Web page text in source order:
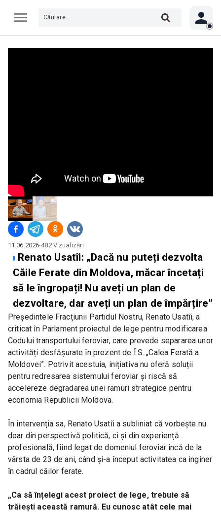
Renato Usatîi: „Dacă nu puteți dezvolta
Căile Ferate din Moldova, măcar încetați
să le îngropați! Nu aveți un plan de
dezvoltare, dar aveți un plan de împărțire”
11.06.2026∙482 Vizualizări
Președintele Fracțiunii Partidul Nostru, Renato Usatîi, a
criticat în Parlament proiectul de lege pentru modificarea
Codului transportului feroviar, care prevede separarea unor
activități desfășurate în prezent de Î.S. „Calea Ferată a
Moldovei”. Potrivit acestuia, inițiativa nu oferă soluții
pentru redresarea sistemului feroviar și riscă să
accelereze degradarea unei ramuri strategice pentru
economia Republicii Moldova.
În intervenția sa, Renato Usatîi a subliniat că vorbește nu
doar din perspectivă politică, ci și din experiență
profesională, fiind legat de domeniul feroviar încă de la
vârsta de 23 de ani, când și-a început activitatea ca inginer
în cadrul căilor ferate.
„Ca să înțelegi acest proiect de lege, trebuie să
trăiești această ramură. Eu cunosc atât cele mai